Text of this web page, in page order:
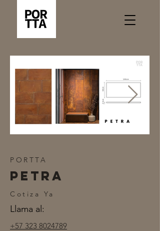
PORTTA
PETRA
Cotiza Ya
Llama al:
+57 323 8024789